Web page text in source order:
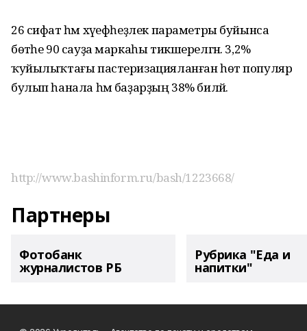
26 сифат һәм хәүефһеҙлек параметры буйынса
бөтәһе 90 сауҙа маркаһы тикшерелгән. 3,2%
ҡуйылыҡтағы пастеризацияланған һөт популяр
булып һанала һәм баҙарҙың 38% биләй.
http://www.bashinform.ru/bash/1223668/
Партнеры
Фотобанк
журналистов РБ
Рубрика "Еда и
напитки"